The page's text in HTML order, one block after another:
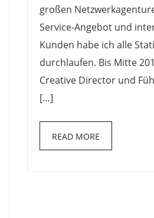
großen
Service-Angebot und
Kunden habe ich alle
durchlaufen. Bis Mitte
Creative Director und
[…]
READ MORE